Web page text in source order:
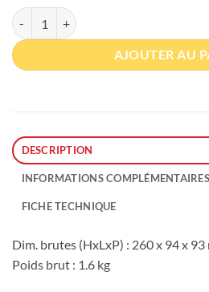
quantité de Cartouche MIELE
AJOUTER AU
DESCRIPTION
INFORMATIONS COMPLÉMENTAIRES
FICHE TECHNIQUE
Dim. brutes (HxLxP) : 260 x 94 x 93
Poids brut : 1.6 kg